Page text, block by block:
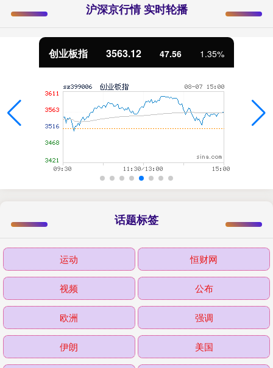
沪深京行情 实时轮播
基金指数 7242.10 12.30
话题标签
运动 恒财网
视频 公布
欧洲 强调
伊朗 美国